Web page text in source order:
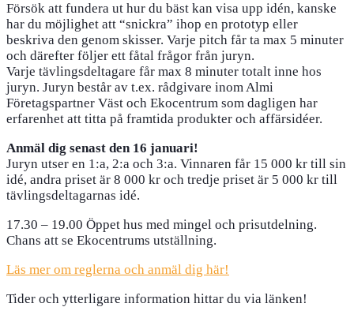
Försök att fundera ut hur du bäst kan visa upp idén, kanske
har du möjlighet att “snickra” ihop en prototyp eller
beskriva den genom skisser. Varje pitch får ta max 5 minuter
och därefter följer ett fåtal frågor från juryn.
Varje tävlingsdeltagare får max 8 minuter totalt inne hos
juryn. Juryn består av t.ex. rådgivare inom Almi
Företagspartner Väst och Ekocentrum som dagligen har
erfarenhet att titta på framtida produkter och affärsidéer.
Anmäl dig senast den 16 januari!
Juryn utser en 1:a, 2:a och 3:a. Vinnaren får 15 000 kr till sin
idé, andra priset är 8 000 kr och tredje priset är 5 000 kr till
tävlingsdeltagarnas idé.
17.30 – 19.00 Öppet hus med mingel och prisutdelning.
Chans att se Ekocentrums utställning.
Läs mer om reglerna och anmäl dig här!
Tider och ytterligare information hittar du via länken!